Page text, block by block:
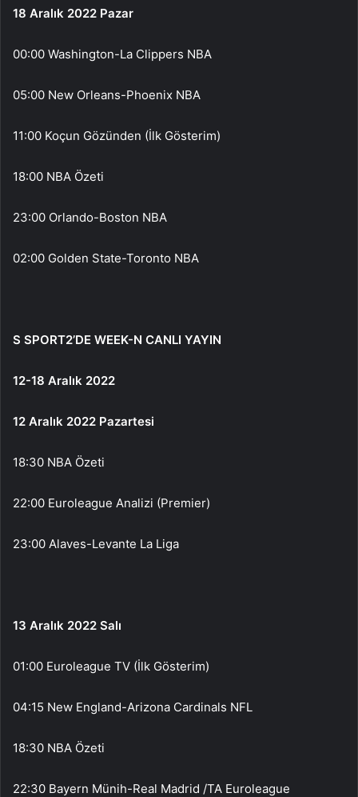
18 Aralık 2022 Pazar
00:00 Washington-La Clippers NBA
05:00 New Orleans-Phoenix NBA
11:00 Koçun Gözünden (İlk Gösterim)
18:00 NBA Özeti
23:00 Orlando-Boston NBA
02:00 Golden State-Toronto NBA
S SPORT2’DE WEEK-N CANLI YAYIN
12-18 Aralık 2022
12 Aralık 2022 Pazartesi
18:30 NBA Özeti
22:00 Euroleague Analizi (Premier)
23:00 Alaves-Levante La Liga
13 Aralık 2022 Salı
01:00 Euroleague TV (İlk Gösterim)
04:15 New England-Arizona Cardinals NFL
18:30 NBA Özeti
22:30 Bayern Münih-Real Madrid /TA Euroleague